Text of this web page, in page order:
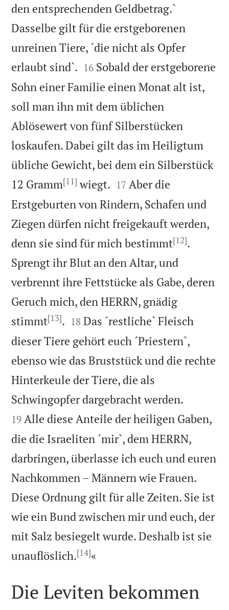
den entsprechenden Geldbetrag.`
Dasselbe gilt für die erstgeborenen
unreinen Tiere, ´die nicht als Opfer
erlaubt sind`. 

16 Sobald der erstgeborene
Sohn einer Familie einen Monat alt ist,
soll man ihn mit dem üblichen
Ablösewert von fünf Silberstücken
loskaufen. Dabei gilt das im Heiligtum
übliche Gewicht, bei dem ein Silberstück
12 Gramm[11] wiegt. 

17 Aber die
Erstgeburten von Rindern, Schafen und
Ziegen dürfen nicht freigekauft werden,
denn sie sind für mich bestimmt[12].
Sprengt ihr Blut an den Altar, und
verbrennt ihre Fettstücke als Gabe, deren
Geruch mich, den HERRN, gnädig
stimmt[13]. 

18 Das ´restliche` Fleisch
dieser Tiere gehört euch ´Priestern`,
ebenso wie das Bruststück und die rechte
Hinterkeule der Tiere, die als
Schwingopfer dargebracht werden.
19 Alle diese Anteile der heiligen Gaben,
die die Israeliten ´mir`, dem HERRN,
darbringen, überlasse ich euch und euren
Nachkommen – Männern wie Frauen.
Diese Ordnung gilt für alle Zeiten. Sie ist
wie ein Bund zwischen mir und euch, der
mit Salz besiegelt wurde. Deshalb ist sie
unauflöslich.[14]«
Die Leviten bekommen